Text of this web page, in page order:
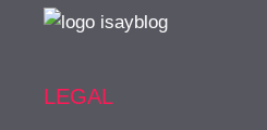
LEGAL